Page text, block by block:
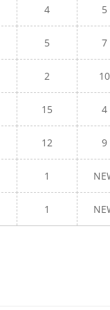
4 5
5 7
2 10
15 4
12 9
1
1